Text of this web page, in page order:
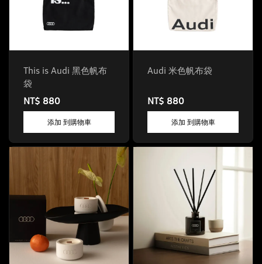
This is Audi 黑色帆布
袋
NT$ 880
添加 到購物車
Audi 米色帆布袋
NT$ 880
添加 到購物車